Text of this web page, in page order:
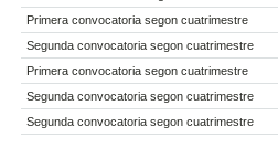
Primera convocatoria segon cuatrimestre
Segunda convocatoria segon cuatrimestre
Primera convocatoria segon cuatrimestre
Segunda convocatoria segon cuatrimestre
Segunda convocatoria segon cuatrimestre